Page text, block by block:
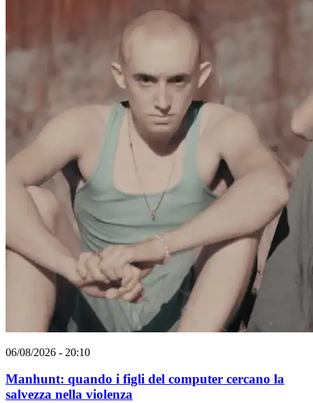
06/08/2026 - 20:10
Manhunt: quando i figli del computer cercano la
salvezza nella violenza